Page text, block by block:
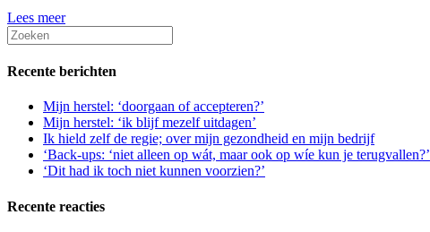
Lees meer
Recente berichten
Mijn herstel: ‘doorgaan of accepteren?’
Mijn herstel: ‘ik blijf mezelf uitdagen’
Ik hield zelf de regie; over mijn gezondheid en mijn bedrijf
‘Back-ups: ‘niet alleen op wát, maar ook op wíe kun je terugvallen?’
‘Dit had ik toch niet kunnen voorzien?’
Recente reacties